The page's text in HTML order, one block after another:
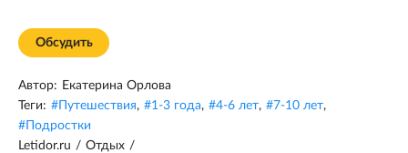
Обсудить
Автор: Екатерина Орлова
Теги: # Путешествия, #1-3 года, #4-6 лет, #7-10 лет,
# Подростки
Letidor.ru / Отдых /